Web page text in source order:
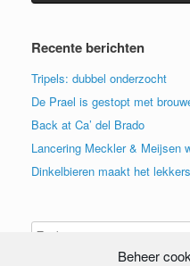
Beheer
Recente berichten
Tripels: dubbel onderzocht
De Prael is gestopt met
Back at Ca’ del Brado
Lancering Meckler & Meijsen
Dinkelbieren maakt het